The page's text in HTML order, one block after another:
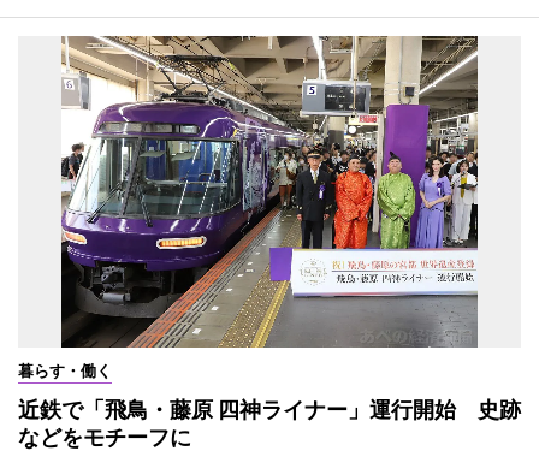
暮らす・働く
近鉄で「飛鳥・藤原 四神ライナー」運行開始 史跡
などをモチーフに